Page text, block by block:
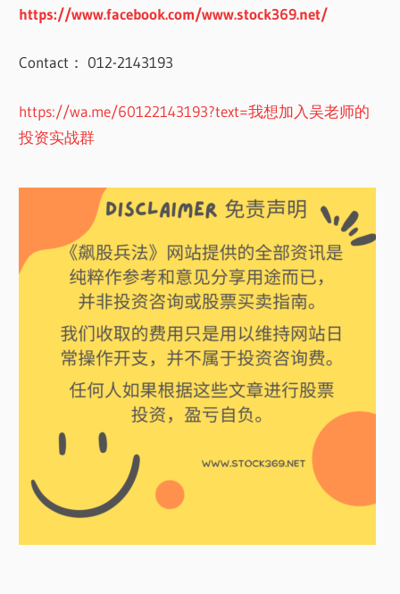
https://www.facebook.com/www.stock369.net/
Contact： 012-2143193
https://wa.me/60122143193?text=我想加入吴老师的
投资实战群